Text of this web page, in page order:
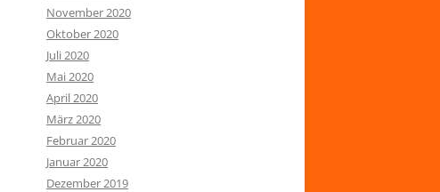
November 2020
Oktober 2020
Juli 2020
Mai 2020
April 2020
März 2020
Februar 2020
Januar 2020
Dezember 2019